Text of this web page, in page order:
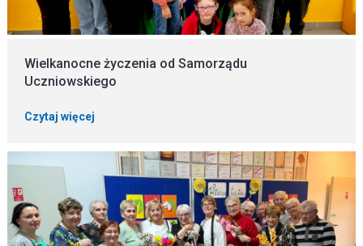
Wielkanocne życzenia od Samorządu
Uczniowskiego
Czytaj więcej